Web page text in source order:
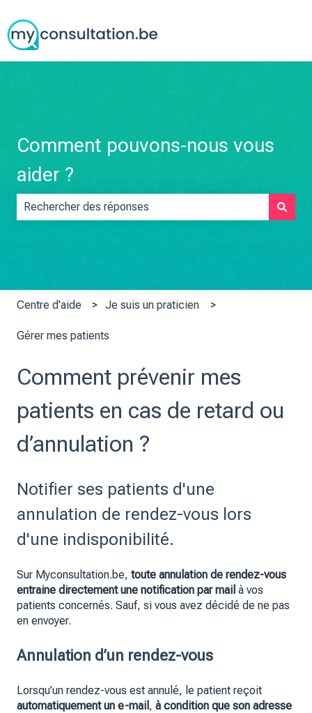
Comment pouvons-nous vous
aider ?
Centre d'aide Je suis un praticien
Gérer mes patients
Comment prévenir mes
patients en cas de retard ou
d’annulation ?
Notifier ses patients d'une
annulation de rendez-vous lors
d'une indisponibilité.
Sur Myconsultation.be, toute annulation de rendez-vous
entraine directement une notification par mail à vos
patients concernés. Sauf, si vous avez décidé de ne pas
en envoyer.
Annulation d’un rendez-vous
Lorsqu’un rendez-vous est annulé, le patient reçoit
automatiquement un e-mail , à condition que son adresse